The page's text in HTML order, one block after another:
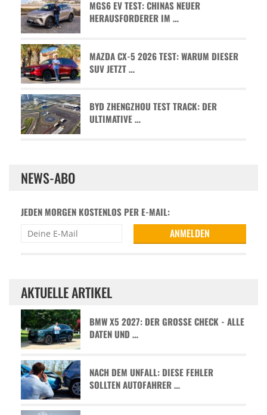
MGS6 EV TEST: CHINAS NEUER
HERAUSFORDERER IM …
MAZDA CX-5 2026 TEST: WARUM DIESER
SUV JETZT …
BYD ZHENGZHOU TEST TRACK: DER
ULTIMATIVE …
NEWS-ABO
JEDEN MORGEN KOSTENLOS PER E-MAIL:
AKTUELLE ARTIKEL
BMW X5 2027: DER GROSSE CHECK - ALLE D
ATEN UND …
NACH DEM UNFALL: DIESE FEHLER
SOLLTEN AUTOFAHRER …